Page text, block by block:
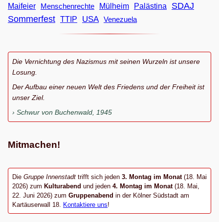
Maifeier
Menschenrechte Mülheim Palästina
SDAJ
Sommerfest TTIP USA Venezuela
Die Vernichtung des Nazismus mit seinen Wurzeln ist unsere
Losung.
Der Aufbau einer neuen Welt des Friedens und der Freiheit ist
unser Ziel.
Schwur von Buchenwald, 1945
Mitmachen!
Die Gruppe Innenstadt trifft sich jeden 3. Montag im Monat (18. Mai
2026) zum Kulturabend und jeden 4. Montag im Monat(18. Mai,
22. Juni 2026) zum Gruppenabend in der Kölner Südstadt am
Kartäuserwall 18. Kontaktiere uns!